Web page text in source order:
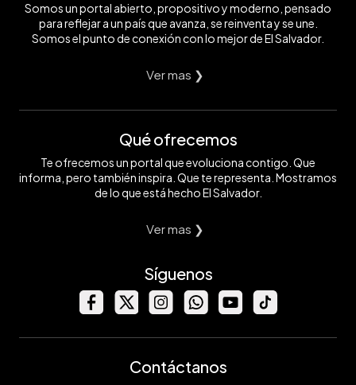
Somos un portal abierto, propositivo y moderno, pensado
para reflejar a un país que avanza, se reinventa y se une.
Somos el punto de conexión con lo mejor de El Salvador.
Ver mas ❯
Qué ofrecemos
Te ofrecemos un portal que evoluciona contigo. Que
informa, pero también inspira. Que te representa. Mostramos
de lo que está hecho El Salvador.
Ver mas ❯
Síguenos
Contáctanos